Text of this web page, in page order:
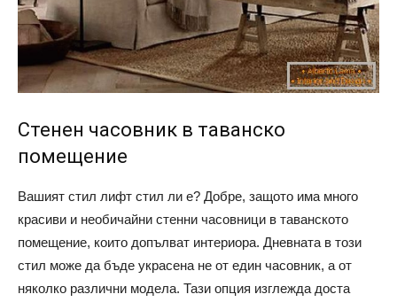
Стенен часовник в таванско
помещение
Вашият стил лифт стил ли е? Добре, защото има много
красиви и необичайни стенни часовници в таванското
помещение, които допълват интериора. Дневната в този
стил може да бъде украсена не от един часовник, а от
няколко различни модела. Тази опция изглежда доста